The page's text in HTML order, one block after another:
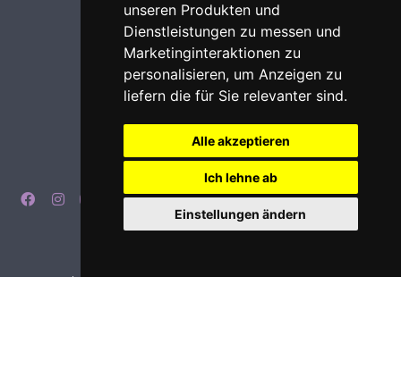
unseren Produkten und
Dienstleistungen zu messen und
Marketinginteraktionen zu
personalisieren, um Anzeigen zu
liefern die für Sie relevanter sind.
Alle akzeptieren
Ich lehne ab
Einstellungen ändern
Impressum Datenschutz Login